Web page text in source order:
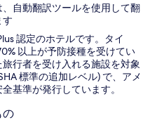
自動翻訳ツールを使用して翻
す
認定のホテルです。タイ
以上が予防接種を受けてい
行者を受け入れる施設を対象
標準の追加レベル) で、アメ
基準が発行しています。
の